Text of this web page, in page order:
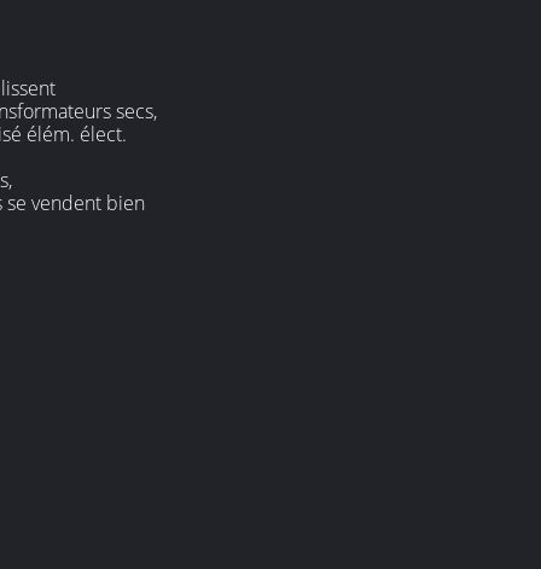
secs,
élém. élect.
se vendent bien